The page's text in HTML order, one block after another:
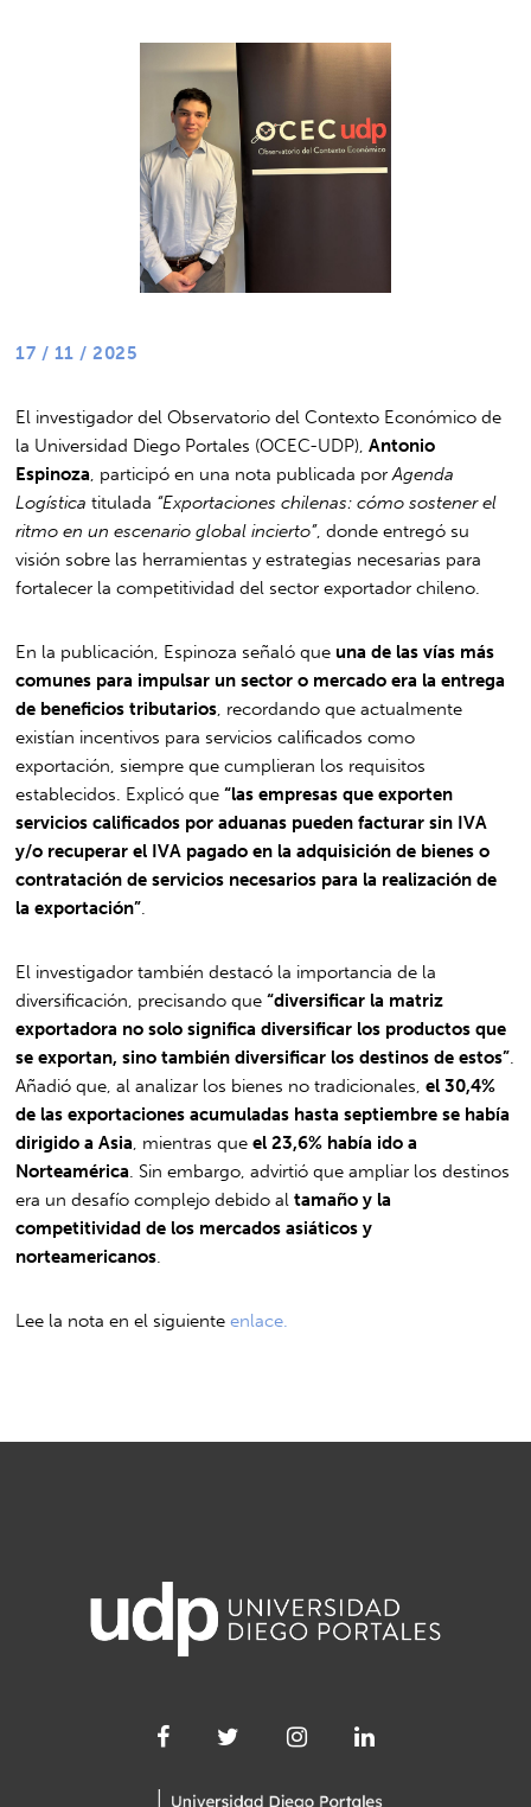
17 / 11 / 2025
El investigador del Observatorio del Contexto Económico de
la Universidad Diego Portales (OCEC-UDP),Antonio
Espinoza , participó en una nota publicada porAgenda
Logística titulada “Exportaciones chilenas: cómo sostener el
ritmo en un escenario global incierto”, donde entregó su
visión sobre las herramientas y estrategias necesarias para
fortalecer la competitividad del sector exportador chileno.
En la publicación, Espinoza señaló que una de las vías más
comunes para impulsar un sector o mercado era la entrega
de beneficios tributarios , recordando que actualmente
existían incentivos para servicios calificados como
exportación, siempre que cumplieran los requisitos
establecidos. Explicó que“las empresas que exporten
servicios calificados por aduanas pueden facturar sin IVA
y/o recuperar el IVA pagado en la adquisición de bienes o
contratación de servicios necesarios para la realización de
la exportación”
El investigador también destacó la importancia de la
diversificación, precisando que“diversificar la matriz
exportadora no solo significa diversificar los productos que
se exportan, sino también diversificar los destinos de estos”
Añadió que, al analizar los bienes no tradicionales,el 30,4%
de las exportaciones acumuladas hasta septiembre se había
dirigido a Asia , mientras queel 23,6% había ido a
Norteamérica . Sin embargo, advirtió que ampliar los destinos
era un desafío complejo debido altamaño y la
competitividad de los mercados asiáticos y
norteamericanos
Lee la nota en el siguienteenlace.